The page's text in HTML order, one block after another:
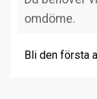
Bli den första